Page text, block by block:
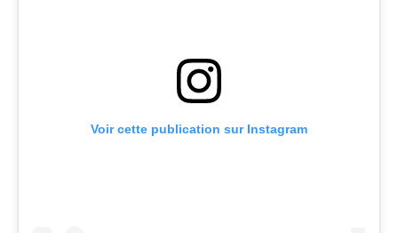
Voir cette publication sur Instagram